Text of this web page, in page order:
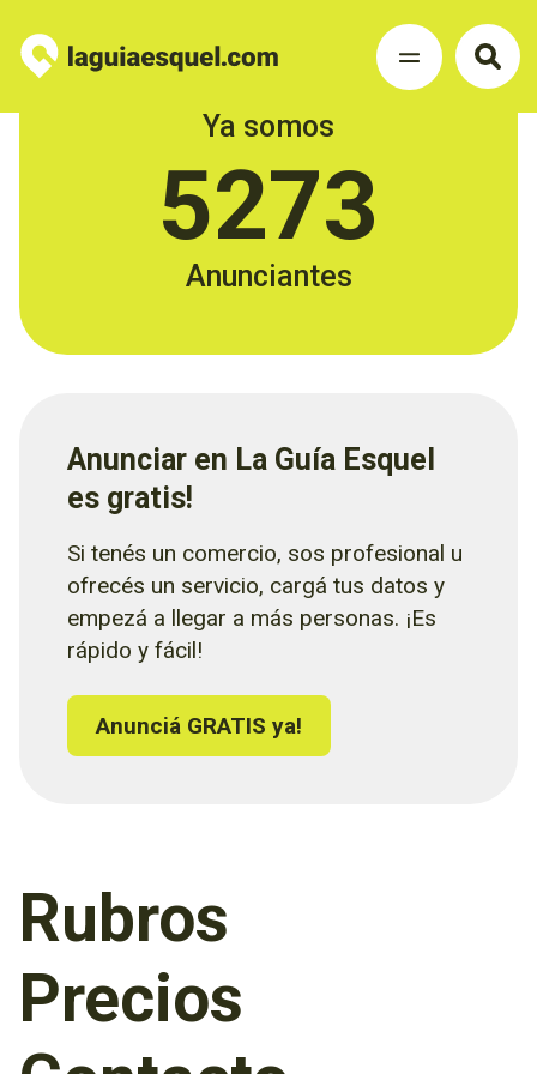
Ya somos
5273
Anunciantes
Anunciar en La Guía Esquel
es gratis!
Si tenés un comercio, sos profesional u
ofrecés un servicio, cargá tus datos y
empezá a llegar a más personas. ¡Es
rápido y fácil!
Anunciá GRATIS ya!
Rubros
Precios